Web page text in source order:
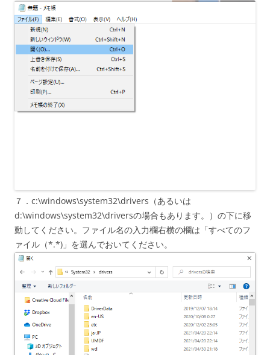
７．c:\windows\system32\drivers（あるいは
d:\windows\system32\driversの場合もあります。）の下に移
動してください。ファイル名の入力欄右横の欄は「すべてのフ
ァイル（*.*)」を選んでおいてください。